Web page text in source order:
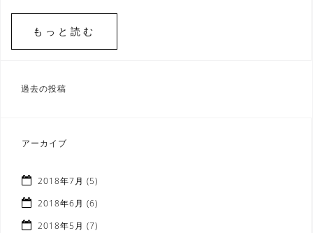
もっと読む
投
ゲ
シ
ョ
ン
過去の投稿
アーカイブ
2018年7月 (5)
2018年6月 (6)
2018年5月 (7)